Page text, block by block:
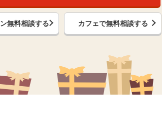
無料相談する カフェで無料相談する